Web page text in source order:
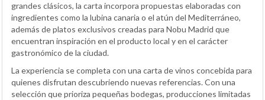
grandes clásicos, la carta incorpora propuestas elaboradas con
ingredientes como la lubina canaria o el atún del Mediterráneo,
además de platos exclusivos creadas para Nobu Madrid que
encuentran inspiración en el producto local y en el carácter
gastronómico de la ciudad.
La experiencia se completa con una carta de vinos concebida para
quienes disfrutan descubriendo nuevas referencias. Con una
selección que prioriza pequeñas bodegas, producciones limitadas